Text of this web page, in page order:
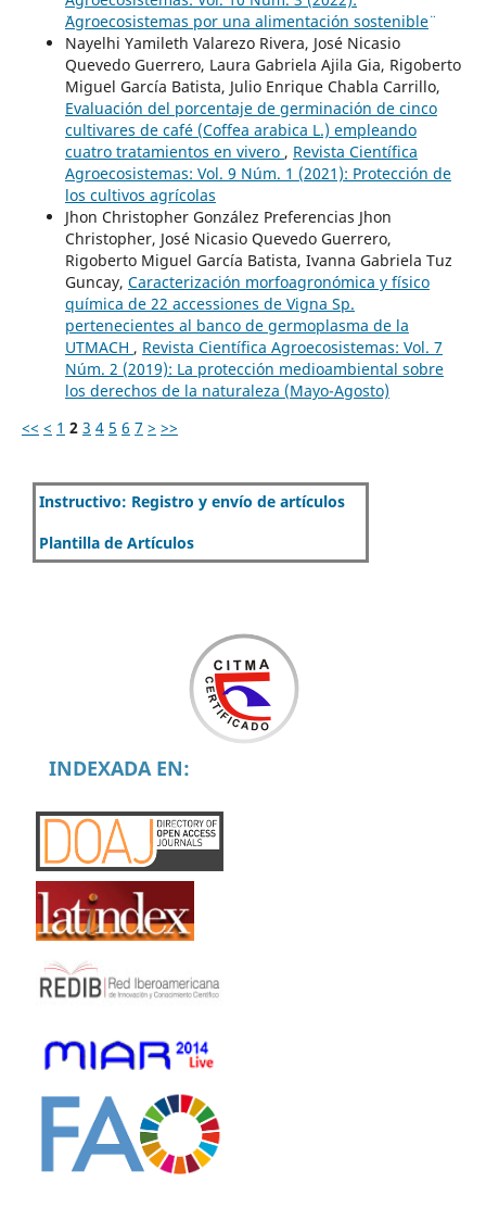
¨Agroecosistemas por una alimentación sostenible¨
Nayelhi Yamileth Valarezo Rivera, José Nicasio
Quevedo Guerrero, Laura Gabriela Ajila Gia, Rigoberto
Miguel García Batista, Julio Enrique Chabla Carrillo,
Evaluación del porcentaje de germinación de cinco
cultivares de café (Coffea arabica L.) empleando
cuatro tratamientos en vivero , Revista Científica
Agroecosistemas: Vol. 9 Núm. 1 (2021): Protección de
los cultivos agrícolas
Jhon Christopher González Preferencias Jhon
Christopher, José Nicasio Quevedo Guerrero,
Rigoberto Miguel García Batista, Ivanna Gabriela Tuz
Guncay, Caracterización morfoagronómica y físico
química de 22 accessiones de Vigna Sp.
pertenecientes al banco de germoplasma de la
UTMACH , Revista Científica Agroecosistemas: Vol. 7
Núm. 2 (2019): La protección medioambiental sobre
los derechos de la naturaleza (Mayo-Agosto)
<< < 1 2 3 4 5 6 7 > >>
Instructivo: Registro y envío de artículos
Plantilla de Artículos
INDEXADA EN: